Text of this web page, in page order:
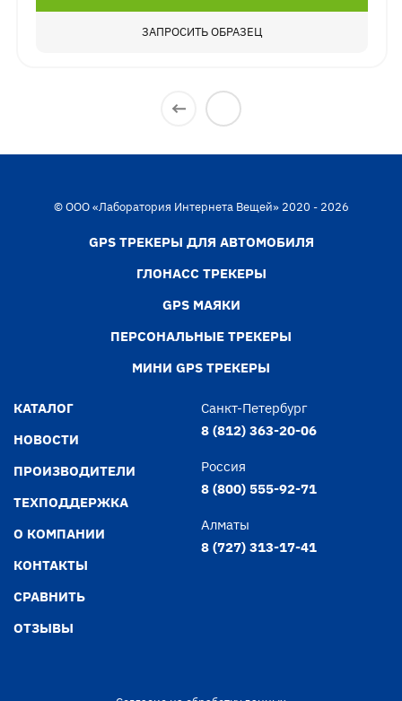
ЗАПРОСИТЬ ОБРАЗЕЦ
© ООО «Лаборатория Интернета Вещей» 2020 - 2026
GPS ТРЕКЕРЫ ДЛЯ АВТОМОБИЛЯ
ГЛОНАСС ТРЕКЕРЫ
GPS МАЯКИ
ПЕРСОНАЛЬНЫЕ ТРЕКЕРЫ
МИНИ GPS ТРЕКЕРЫ
КАТАЛОГ
НОВОСТИ
ПРОИЗВОДИТЕЛИ
ТЕХПОДДЕРЖКА
О КОМПАНИИ
КОНТАКТЫ
СРАВНИТЬ
ОТЗЫВЫ
Санкт-Петербург
8 (812) 363-20-06
Россия
8 (800) 555-92-71
Алматы
8 (727) 313-17-41